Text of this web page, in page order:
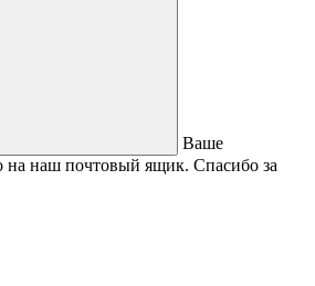
Ваше
на наш почтовый ящик. Спасибо за